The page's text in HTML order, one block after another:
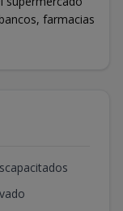
farmacias